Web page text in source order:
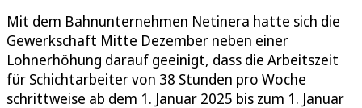
Mit dem Bahnunternehmen Netinera hatte sich die
Gewerkschaft Mitte Dezember neben einer
Lohnerhöhung darauf geeinigt, dass die Arbeitszeit
für Schichtarbeiter von 38 Stunden pro Woche
schrittweise ab dem 1. Januar 2025 bis zum 1. Januar